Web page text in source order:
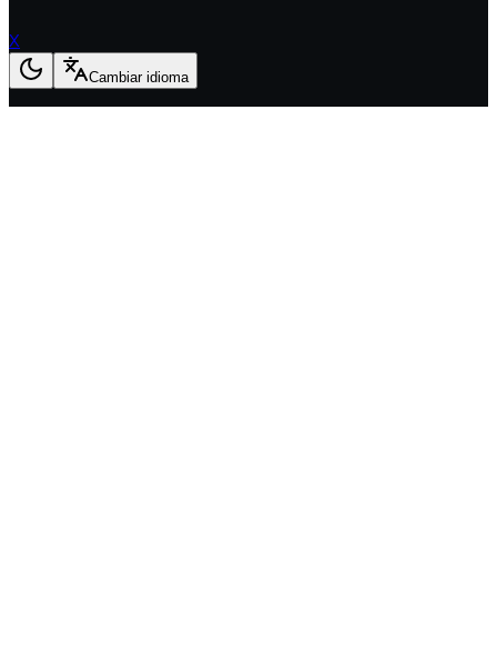
X
Cambiar idioma